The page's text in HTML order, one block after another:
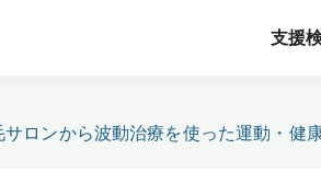
支援
サロンから波動治療を使った運動・健